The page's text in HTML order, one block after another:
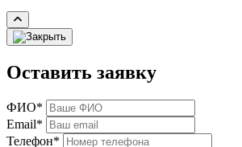
Оставить заявку
ФИО*
Email*
Телефон*